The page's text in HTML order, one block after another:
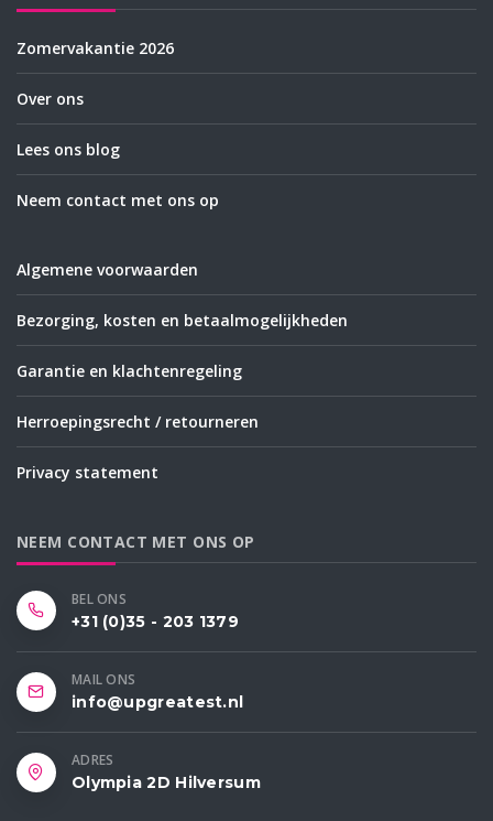
Zomervakantie 2026
Over ons
Lees ons blog
Neem contact met ons op
Algemene voorwaarden
Bezorging, kosten en betaalmogelijkheden
Garantie en klachtenregeling
Herroepingsrecht / retourneren
Privacy statement
NEEM CONTACT MET ONS OP
BEL ONS
+31 (0)35 - 203 1379
MAIL ONS
info@upgreatest.nl
ADRES
Olympia 2D Hilversum